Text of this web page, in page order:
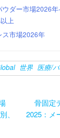
ダー市場2026
上
ス市場2026年
世界 医療/
、
骨固定
2025：メ